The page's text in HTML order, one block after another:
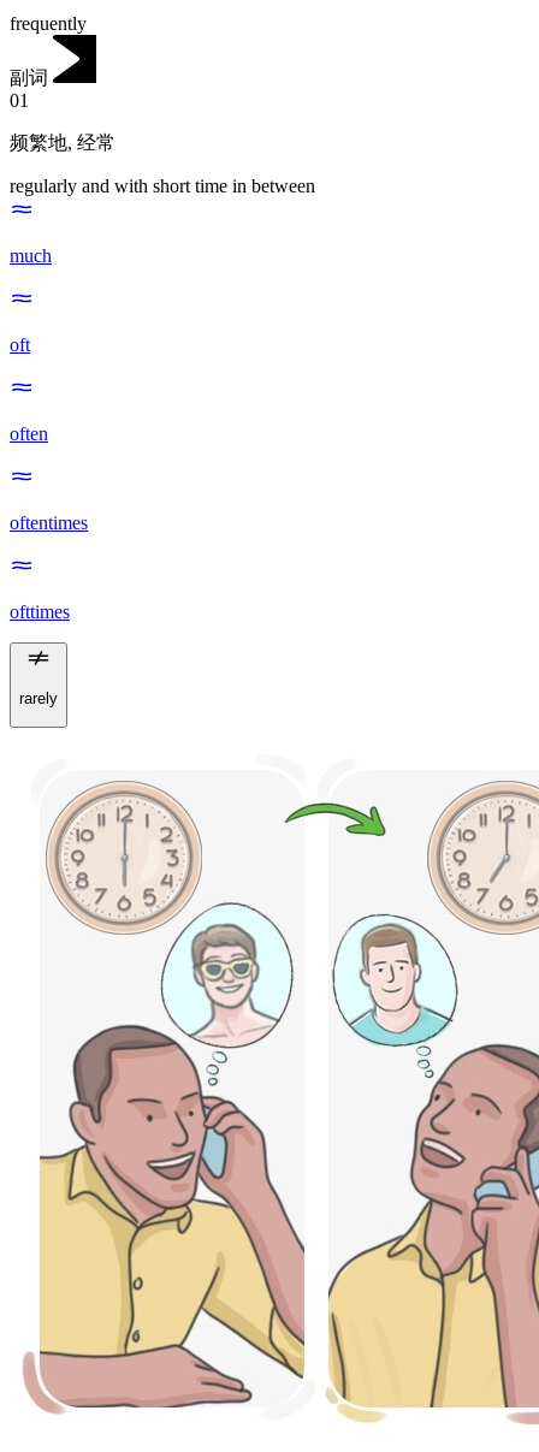
frequently
副词
01
频繁地, 经常
regularly and with short time in between
much
oft
often
oftentimes
ofttimes
rarely